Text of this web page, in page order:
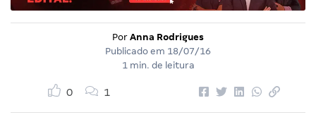
Por Anna Rodrigues
Publicado em 18/07/16
1 min. de leitura
0 1